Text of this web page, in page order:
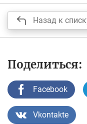
Назад к
Поделиться:
Facebook
Vkontakte